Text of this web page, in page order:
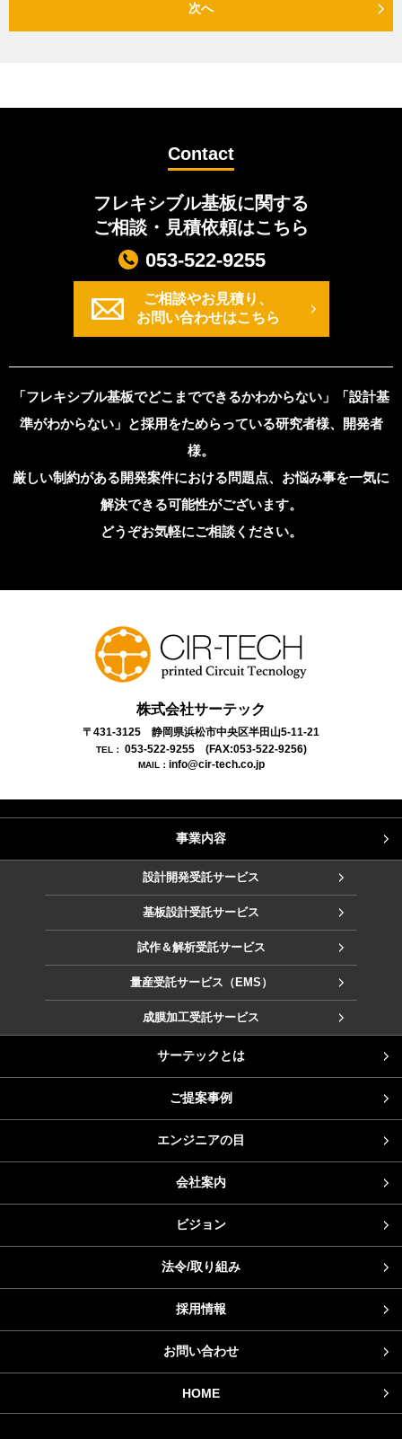
次へ
Contact
フレキシブル基板に関する
ご相談・見積依頼はこちら
053-522-9255
ご相談やお見積り、
お問い合わせはこちら
「フレキシブル基板でどこまでできるかわからない」「設計基
準がわからない」と採用をためらっている研究者様、開発者
様。
厳しい制約がある開発案件における問題点、お悩み事を一気に
解決できる可能性がございます。
どうぞお気軽にご相談ください。
株式会社サーテック
〒431-3125 静岡県浜松市中央区半田山5-11-21
TEL： 053-522-9255(FAX:053-522-9256)
MAIL： info@cir-tech.co.jp
事業内容
設計開発受託サービス
基板設計受託サービス
試作＆解析受託サービス
量産受託サービス（EMS）
成膜加工受託サービス
サーテックとは
ご提案事例
エンジニアの目
会社案内
ビジョン
法令/取り組み
採用情報
お問い合わせ
HOME